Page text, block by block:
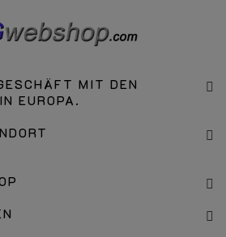
MIT DEN
EUROPA.